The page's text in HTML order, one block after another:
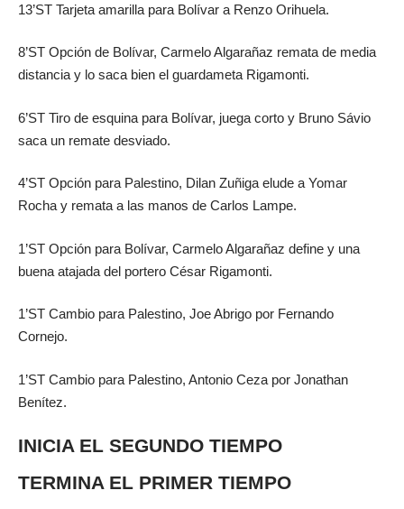
13’ST Tarjeta amarilla para Bolívar a Renzo Orihuela.
8’ST Opción de Bolívar, Carmelo Algarañaz remata de media
distancia y lo saca bien el guardameta Rigamonti.
6’ST Tiro de esquina para Bolívar, juega corto y Bruno Sávio
saca un remate desviado.
4’ST Opción para Palestino, Dilan Zuñiga elude a Yomar
Rocha y remata a las manos de Carlos Lampe.
1’ST Opción para Bolívar, Carmelo Algarañaz define y una
buena atajada del portero César Rigamonti.
1’ST Cambio para Palestino, Joe Abrigo por Fernando
Cornejo.
1’ST Cambio para Palestino, Antonio Ceza por Jonathan
Benítez.
INICIA EL SEGUNDO TIEMPO
TERMINA EL PRIMER TIEMPO